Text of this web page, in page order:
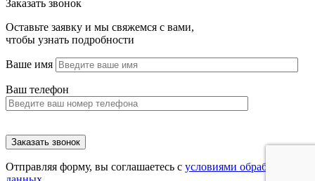
Заказать звонок
Оставьте заявку и мы свяжемся с вами,
чтобы узнать подробности
Ваше имя
Ваш телефон
Отправляя форму, вы соглашаетесь с условиями обработки